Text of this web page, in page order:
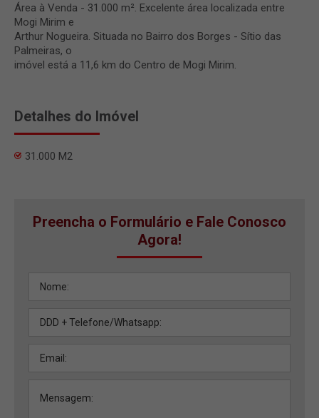
Área à Venda - 31.000 m². Excelente área localizada entre
Mogi Mirim e
Arthur Nogueira. Situada no Bairro dos Borges - Sítio das
Palmeiras, o
imóvel está a 11,6 km do Centro de Mogi Mirim.
Detalhes do Imóvel
31.000 M2
Preencha o Formulário e Fale Conosco
Agora!